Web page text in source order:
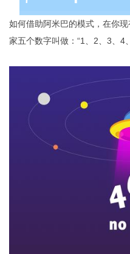
如何借助阿米巴的模式，在你
家五个数字叫做：“1、2、3、4、